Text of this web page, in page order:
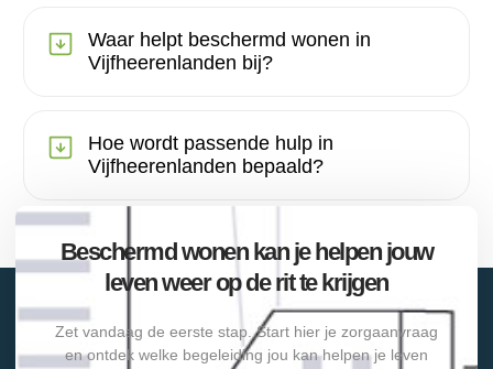
Waar helpt beschermd wonen in
Vijfheerenlanden bij?
Hoe wordt passende hulp in
Vijfheerenlanden bepaald?
Beschermd wonen kan je helpen jouw
leven weer op de rit te krijgen
Zet vandaag de eerste stap. Start hier je zorgaanvraag
en ontdek welke begeleiding jou kan helpen je leven